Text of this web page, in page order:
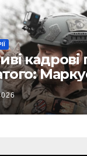
кадрові
у ЗСУ